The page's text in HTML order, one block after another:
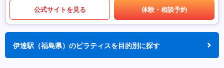
公式サイトを見る 体験・相談予約
伊達駅（福島県）のピラティスを目的別に探す